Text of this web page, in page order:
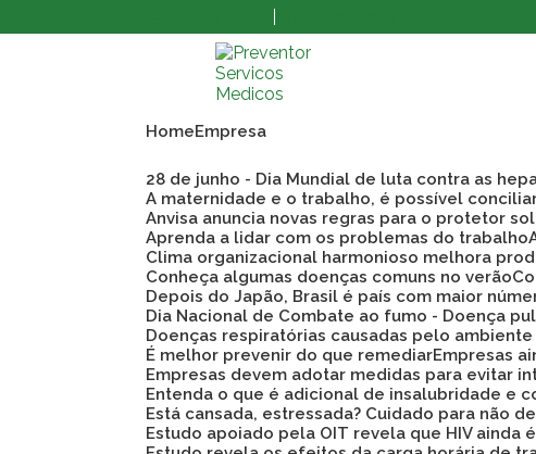
Home
Empresa
28 de junho - Dia Mundial de luta contra as
A maternidade e o trabalho, é possível
Anvisa anuncia novas regras para o protetor
Aprenda a lidar com os problemas do trabalho
Clima organizacional harmonioso melhora
Conheça algumas doenças comuns no verão
Depois do Japão, Brasil é país com maior
Dia Nacional de Combate ao fumo - Doença
Doenças respiratórias causadas pelo
É melhor prevenir do que remediar Empresas
Empresas devem adotar medidas para evitar
Entenda o que é adicional de insalubridade e
Está cansada, estressada? Cuidado para não
Estudo apoiado pela OIT revela que HIV